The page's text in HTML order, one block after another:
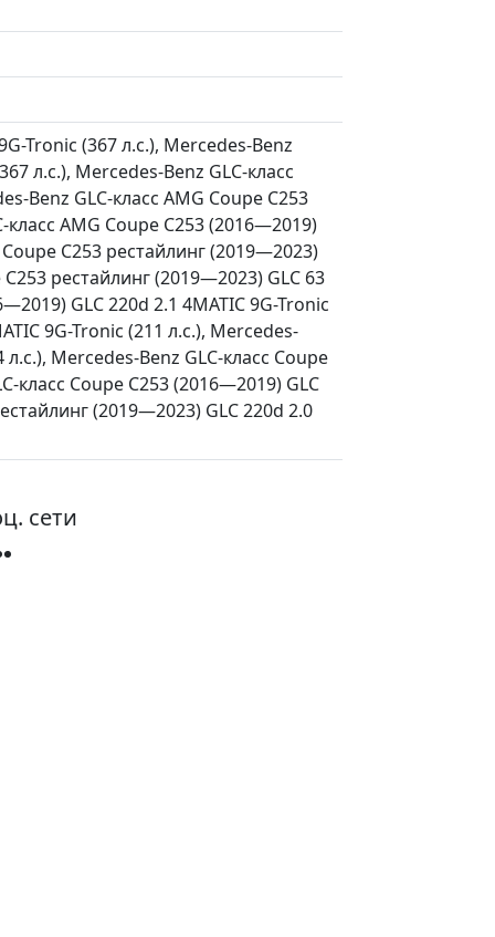
Tronic (367 л.с.), Mercedes-Benz
л.с.), Mercedes-Benz GLC-класс
Benz GLC-класс AMG Coupe C253
класс AMG Coupe C253 (2016—2019)
Coupe C253 рестайлинг (2019—2023)
рестайлинг (2019—2023) GLC 63
GLC 220d 2.1 4MATIC 9G-Tronic
9G-Tronic (211 л.с.), Mercedes-
Mercedes-Benz GLC-класс Coupe
класс Coupe C253 (2016—2019) GLC
(2019—2023) GLC 220d 2.0
сети